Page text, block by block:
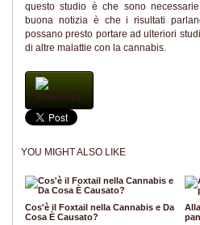
questo studio è che sono
buona notizia è che i risultati
possano presto portare ad ulteriori
di altre malattie con la cannabis.
WhatsApp
YOU MIGHT ALSO LIKE
Cos'è il Foxtail nella Cannabis e Da
Cosa È Causato?